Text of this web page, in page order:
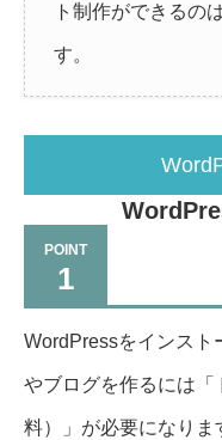
ト制作ができるの
す。
1
WordPressをインスト
やブログを作るには
料）」が必要になりま